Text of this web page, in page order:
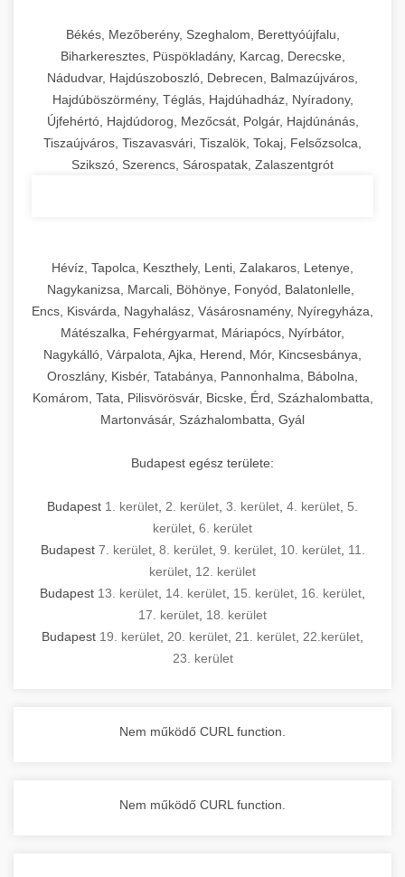
Békés, Mezőberény, Szeghalom, Berettyóújfalu,
Biharkeresztes, Püspökladány, Karcag, Derecske,
Nádudvar, Hajdúszoboszló, Debrecen, Balmazújváros,
Hajdúböszörmény, Téglás, Hajdúhadház, Nyíradony,
Újfehértó, Hajdúdorog, Mezőcsát, Polgár, Hajdúnánás,
Tiszaújváros, Tiszavasvári, Tiszalök, Tokaj, Felsőzsolca,
Szikszó, Szerencs, Sárospatak, Zalaszentgrót
Hévíz, Tapolca, Keszthely, Lenti, Zalakaros, Letenye,
Nagykanizsa, Marcali, Böhönye, Fonyód, Balatonlelle,
Encs, Kisvárda, Nagyhalász, Vásárosnamény, Nyíregyháza,
Mátészalka, Fehérgyarmat, Máriapócs, Nyírbátor,
Nagykálló, Várpalota, Ajka, Herend, Mór, Kincsesbánya,
Oroszlány, Kisbér, Tatabánya, Pannonhalma, Bábolna,
Komárom, Tata, Pilisvörösvár, Bicske, Érd, Százhalombatta,
Martonvásár, Százhalombatta, Gyál
Budapest egész területe:
Budapest 1. kerület 2. kerület 3. kerület 4. kerület 5.
kerület 6. kerület
Budapest 7. kerület, 8. kerület, 9. kerület, 10. kerület, 11.
kerület 12. kerület
Budapest 13. kerület 14. kerület 15. kerület 16. kerület
17. kerület 18. kerület
Budapest 19. kerület 20. kerület 21. kerület 22.kerület
23. kerület
Nem működő CURL function.
Nem működő CURL function.